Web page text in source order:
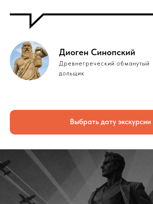
Диоген Синопский
Древнегреческий обманутый
дольщик
Выбрать дату экскурсии